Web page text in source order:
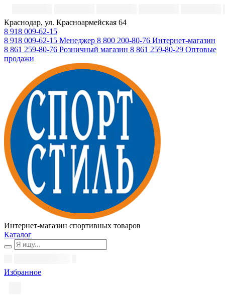
Краснодар, ул. Красноармейская 64
8 918 009-62-15
8 918 009-62-15 Менеджер 8 800 200-80-76 Интернет-магазин
8 861 259-80-76 Розничный магазин 8 861 259-80-29 Оптовые
продажи
Интернет-магазин спортивных товаров
Каталог
Избранное